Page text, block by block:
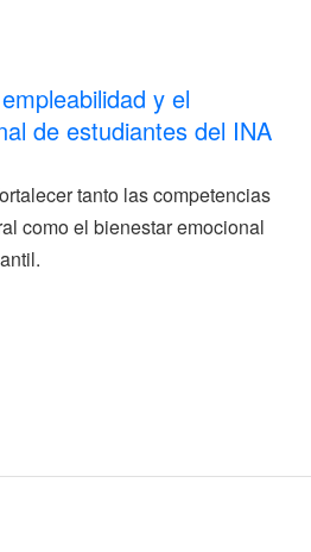
y el
de estudiantes del INA
tanto las competencias
como el bienestar emocional